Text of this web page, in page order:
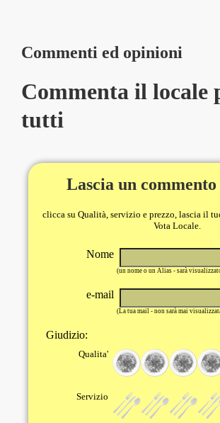
Commenti ed opinioni
Commenta il locale
tutti
Lascia un
clicca su Qualità, servizio e prezzo, lascia il
Vota Locale.
Nome
(un nome o un Alias - sarà
e-mail
(La tua mail - non sarà mai
Giudizio:
Qualita'
Servizio